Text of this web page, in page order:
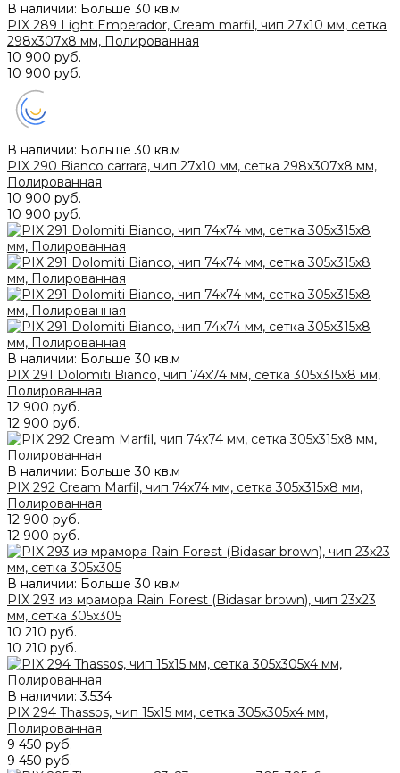
В наличии: Больше 30 кв.м
PIX 289 Light Emperador, Cream marfil, чип 27x10 мм, сетка
298х307x8 мм, Полированная
10 900 руб.
10 900 руб.
В наличии: Больше 30 кв.м
PIX 290 Bianco carrara, чип 27x10 мм, сетка 298х307x8 мм,
Полированная
10 900 руб.
10 900 руб.
В наличии: Больше 30 кв.м
PIX 291 Dolomiti Bianco, чип 74x74 мм, сетка 305х315x8 мм,
Полированная
12 900 руб.
12 900 руб.
В наличии: Больше 30 кв.м
PIX 292 Cream Marfil, чип 74x74 мм, сетка 305х315x8 мм,
Полированная
12 900 руб.
12 900 руб.
В наличии: Больше 30 кв.м
PIX 293 из мрамора Rain Forest (Bidasar brown), чип 23х23
мм, сетка 305х305
10 210 руб.
10 210 руб.
В наличии:3.534
PIX 294 Thassos, чип 15x15 мм, сетка 305х305x4 мм,
Полированная
9 450 руб.
9 450 руб.